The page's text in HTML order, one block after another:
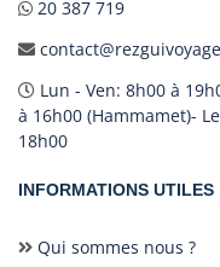
20 387 719
Lun - Ven: 8h00 à
à 16h00 (Hammamet)-
18h00
INFORMATIONS UTILES
Qui sommes nous ?